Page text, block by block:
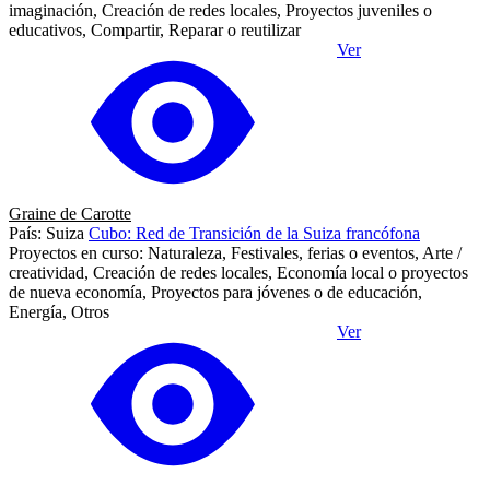
imaginación, Creación de redes locales, Proyectos juveniles o
educativos, Compartir, Reparar o reutilizar
Ver
Graine de Carotte
País: Suiza Cubo: Red de Transición de la Suiza francófona
Proyectos en curso: Naturaleza, Festivales, ferias o eventos, Arte /
creatividad, Creación de redes locales, Economía local o proyectos
de nueva economía, Proyectos para jóvenes o de educación,
Energía, Otros
Ver